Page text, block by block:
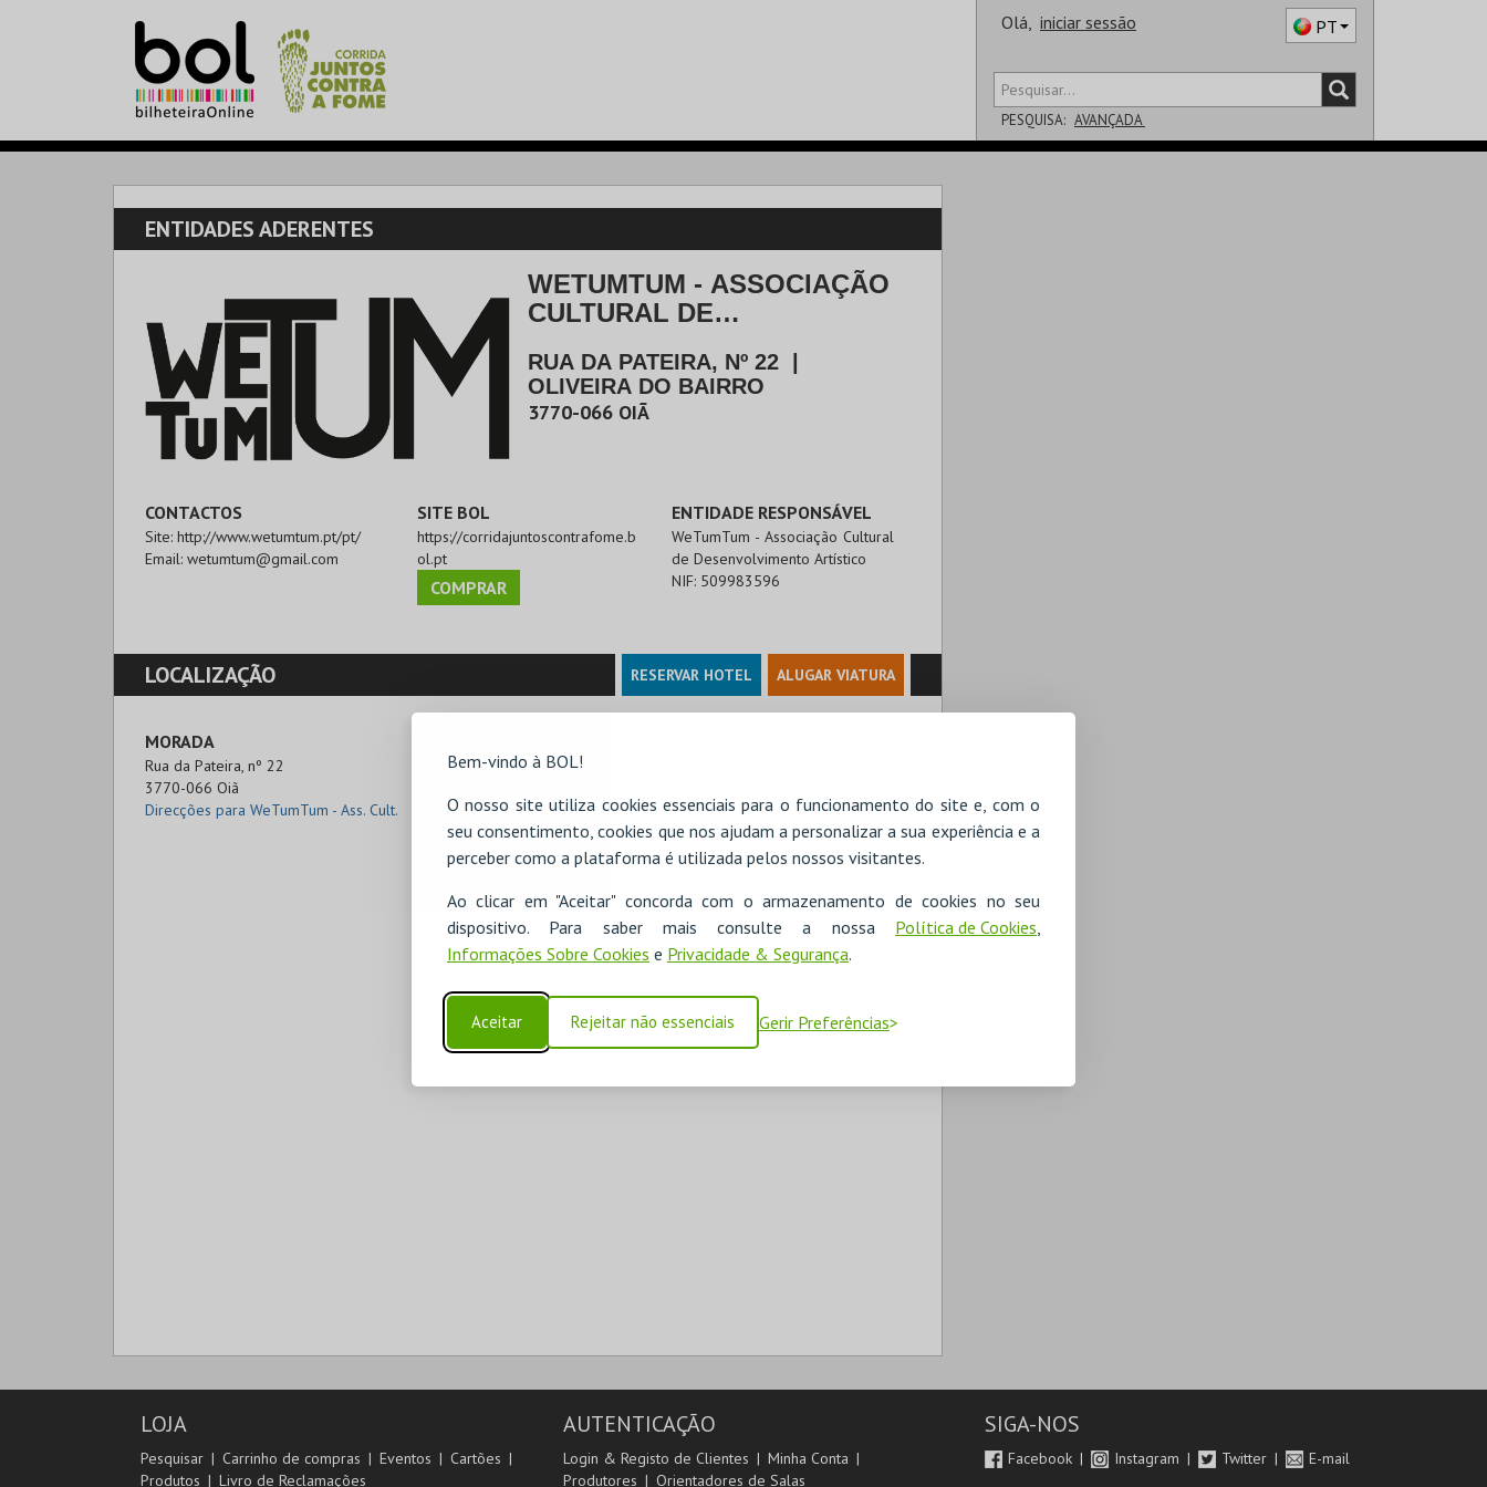
Bem-vindo à BOL!
O nosso site utiliza cookies essenciais para o funcionamento do site e, com o
seu consentimento, cookies que nos ajudam a personalizar a sua experiência e a
perceber como a plataforma é utilizada pelos nossos visitantes.
Ao clicar em "Aceitar" concorda com o armazenamento de cookies no seu
dispositivo. Para saber mais consulte a nossa Política de Cookies,
Informações Sobre Cookies e Privacidade & Segurança.
Aceitar Rejeitar não essenciais Gerir Preferências
Olá, iniciar sessão PT
PESQUISA: AVANÇADA
ENTIDADES ADERENTES
WETUMTUM - ASSOCIAÇÃO
CULTURAL DE
ARTÍSTICO
RUA DA PATEIRA, Nº 22
OLIVEIRA DO BAIRRO
3770-066 OIÃ
CONTACTOS
Site: http://www.wetumtum.pt/pt/
Email: wetumtum@gmail.com
SITE BOL
https://corridajuntoscontrafome.b
ol.pt
COMPRAR
ENTIDADE RESPONSÁVEL
WeTumTum - Associação Cultural
de Desenvolvimento Artístico
NIF: 509983596
LOCALIZAÇÃO RESERVAR HOTEL ALUGAR VIATURA
MORADA
Rua da Pateira, nº 22
3770-066 Oiã
Direcções para WeTumTum - Ass. Cult.
LOJA
Pesquisar Carrinho de compras Eventos
Cartões
Produtos
Livro de Reclamações
AUTENTICAÇÃO
Login & Registo de Clientes
Minha Conta
Produtores
Orientadores de Salas
SIGA-NOS
Facebook Instagram Twitter E-mail